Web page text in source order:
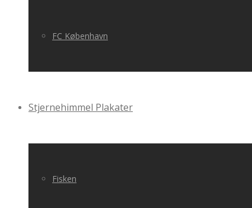
FC København
Stjernehimmel Plakater
Fisken